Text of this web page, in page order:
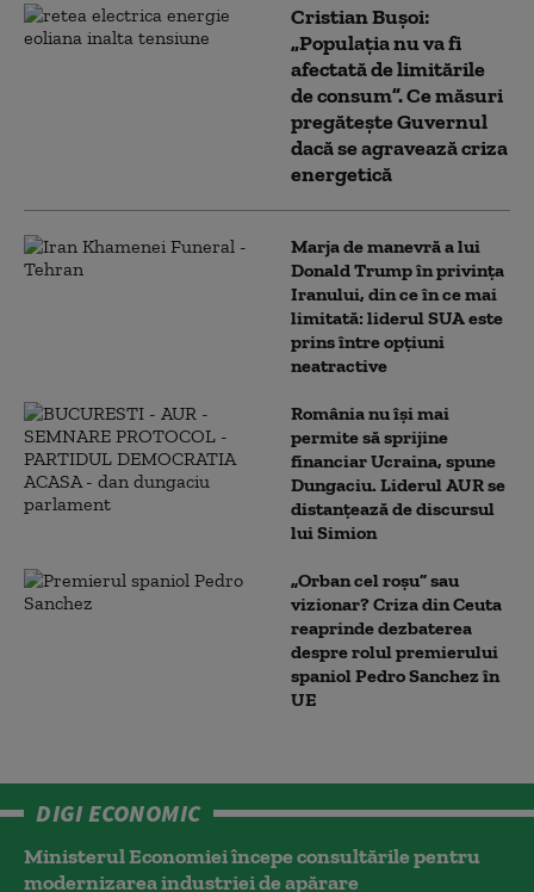
Cristian Bușoi:
„Populația nu va fi
afectată de limitările
de consum”. Ce măsuri
pregătește Guvernul
dacă se agravează criza
energetică
Marja de manevră a lui
Donald Trump în privința
Iranului, din ce în ce mai
limitată: liderul SUA este
prins între opțiuni
neatractive
România nu își mai
permite să sprijine
financiar Ucraina, spune
Dungaciu. Liderul AUR se
distanțează de discursul
lui Simion
„Orban cel roșu” sau
vizionar? Criza din Ceuta
reaprinde dezbaterea
despre rolul premierului
spaniol Pedro Sanchez în
UE
DIGI ECONOMIC
Ministerul Economiei începe consultările pentru
modernizarea industriei de apărare